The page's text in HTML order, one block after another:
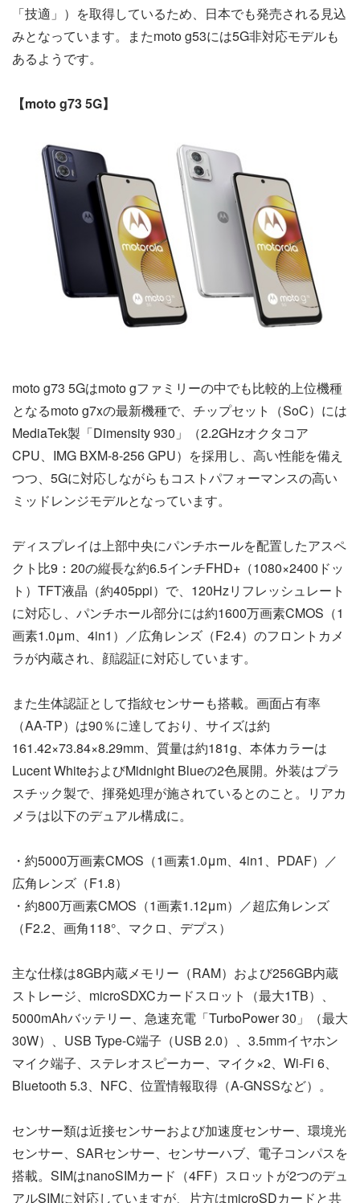
「技適」）を取得しているため、日本でも発売される見込
みとなっています。またmoto g53には5G非対応モデルも
あるようです。
【moto g73 5G】
moto g73 5Gはmoto gファミリーの中でも比較的上位機種
となるmoto g7xの最新機種で、チップセット（SoC）には
MediaTek製「Dimensity 930」（2.2GHzオクタコア
CPU、IMG BXM-8-256 GPU）を採用し、高い性能を備え
つつ、5Gに対応しながらもコストパフォーマンスの高い
ミッドレンジモデルとなっています。
ディスプレイは上部中央にパンチホールを配置したアスペ
クト比9：20の縦長な約6.5インチFHD+（1080×2400ドッ
ト）TFT液晶（約405ppi）で、120Hzリフレッシュレート
に対応し、パンチホール部分には約1600万画素CMOS（1
画素1.0μm、4in1）／広角レンズ（F2.4）のフロントカメ
ラが内蔵され、顔認証に対応しています。
また生体認証として指紋センサーも搭載。画面占有率
（AA-TP）は90％に達しており、サイズは約
161.42×73.84×8.29mm、質量は約181g、本体カラーは
Lucent WhiteおよびMidnight Blueの2色展開。外装はプラ
スチック製で、揮発処理が施されているとのこと。リアカ
メラは以下のデュアル構成に。
・約5000万画素CMOS（1画素1.0μm、4in1、PDAF）／
広角レンズ（F1.8）
・約800万画素CMOS（1画素1.12μm）／超広角レンズ
（F2.2、画角118°、マクロ、デプス）
主な仕様は8GB内蔵メモリー（RAM）および256GB内蔵
ストレージ、microSDXCカードスロット（最大1TB）、
5000mAhバッテリー、急速充電「TurboPower 30」（最大
30W）、USB Type-C端子（USB 2.0）、3.5mmイヤホン
マイク端子、ステレオスピーカー、マイク×2、Wi-Fi 6、
Bluetooth 5.3、NFC、位置情報取得（A-GNSSなど）。
センサー類は近接センサーおよび加速度センサー、環境光
センサー、SARセンサー、センサーハブ、電子コンパスを
搭載。SIMはnanoSIMカード（4FF）スロットが2つのデュ
アルSIMに対応していますが、片方はmicroSDカードと共